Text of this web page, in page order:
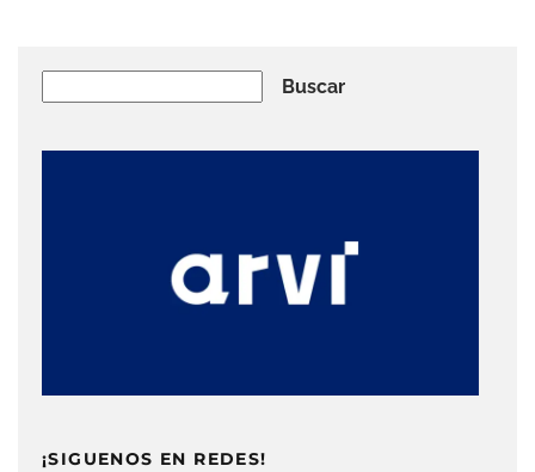
Buscar
¡SIGUENOS EN REDES!